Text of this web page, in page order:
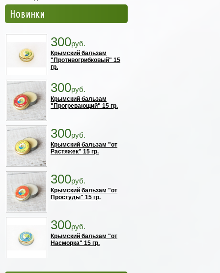
Новинки
300руб.
Крымский бальзам
"Противогрибковый" 15
гр.
300руб.
Крымский бальзам
"Прогревающий" 15 гр.
300руб.
Крымский бальзам "от
Растяжек" 15 гр.
300руб.
Крымский бальзам "от
Простуды" 15 гр.
300руб.
Крымский бальзам "от
Насморка" 15 гр.